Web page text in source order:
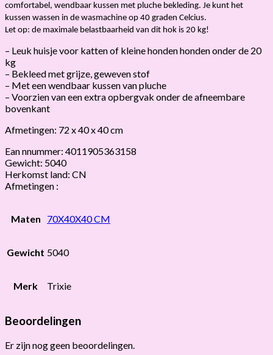
comfortabel, wendbaar kussen met pluche bekleding. Je kunt het
kussen wassen in de wasmachine op 40 graden Celcius.
Let op: de maximale belastbaarheid van dit hok is 20 kg!
– Leuk huisje voor katten of kleine honden honden onder de 20
kg
– Bekleed met grijze, geweven stof
– Met een wendbaar kussen van pluche
– Voorzien van een extra opbergvak onder de afneembare
bovenkant
Afmetingen: 72 x 40 x 40 cm
Ean nnummer: 4011905363158
Gewicht: 5040
Herkomst land: CN
Afmetingen :
Maten 70X40X40 CM
Gewicht 5040
Merk Trixie
Beoordelingen
Er zijn nog geen beoordelingen.